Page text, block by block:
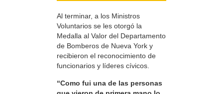
Al terminar, a los Ministros
Voluntarios se les otorgó la
Medalla al Valor del Departamento
de Bomberos de Nueva York y
recibieron el reconocimiento de
funcionarios y líderes cívicos.
“Como fui una de las personas